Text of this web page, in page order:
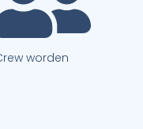
worden